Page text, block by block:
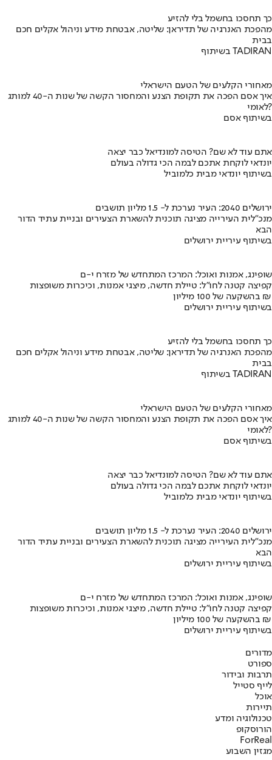
כך תחסכו בחשמל בלי להזיע
מהפכת האנרגיה של תדיראן: שליטה, אבטחת מידע וניהול אקלים חכם
בבית
בשיתוף TADIRAN
מאחורי הקלעים של הטעם הישראלי
איך אסם הפכה את תקופת הצנע והמחסור הקשה של שנות ה-40 למותג
לאומי?
בשיתוף אסם
אתם עוד לא שם? הטיסה למונדיאל כבר יצאה
יונדאי לוקחת אתכם לבמה הכי גדולה בעולם
בשיתוף יונדאי מבית כלמוביל
ירושלים 2040: העיר נערכת ל- 1.5 מליון תושבים
מנכ"לית העירייה מציגה תוכנית להשארת הצעירים ובניית עתיד הדור
הבא
בשיתוף עיריית ירושלים
שופינג, אמנות ואוכל: המרכז המתחדש של מזרח י-ם
קפיצה קטנה לחו"ל: טיילת חדשה, מיצגי אמנות, וכיכרות משופצות
בהשקעה של 100 מיליון ₪
בשיתוף עיריית ירושלים
כך תחסכו בחשמל בלי להזיע
מהפכת האנרגיה של תדיראן: שליטה, אבטחת מידע וניהול אקלים חכם
בבית
בשיתוף TADIRAN
מאחורי הקלעים של הטעם הישראלי
איך אסם הפכה את תקופת הצנע והמחסור הקשה של שנות ה-40 למותג
לאומי?
בשיתוף אסם
אתם עוד לא שם? הטיסה למונדיאל כבר יצאה
יונדאי לוקחת אתכם לבמה הכי גדולה בעולם
בשיתוף יונדאי מבית כלמוביל
ירושלים 2040: העיר נערכת ל- 1.5 מליון תושבים
מנכ"לית העירייה מציגה תוכנית להשארת הצעירים ובניית עתיד הדור
הבא
בשיתוף עיריית ירושלים
שופינג, אמנות ואוכל: המרכז המתחדש של מזרח י-ם
קפיצה קטנה לחו"ל: טיילת חדשה, מיצגי אמנות, וכיכרות משופצות
בהשקעה של 100 מיליון ₪
בשיתוף עיריית ירושלים
מדורים
ספורט
תרבות ובידור
לייף סטייל
אוכל
תיירות
טכנולוגיה ומדע
הורוסקופ
ForReal
מגזין השבוע